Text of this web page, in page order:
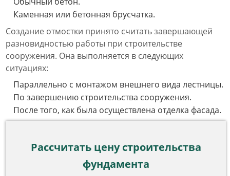
Каменная или бетонная брусчатка.
Создание отмостки принято считать завершающей
разновидностью работы при строительстве
сооружения. Она выполняется в следующих
ситуациях:
Параллельно с монтажом внешнего вида лестницы.
По завершению строительства сооружения.
После того, как была осуществлена отделка фасада.
Рассчитать цену строительства
фундамента